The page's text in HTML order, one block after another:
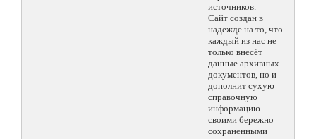
источников.
Сайт создан в
надежде на то, что
каждый из нас не
только внесёт
данные архивных
документов, но и
дополнит сухую
справочную
информацию
своими бережно
сохраненными